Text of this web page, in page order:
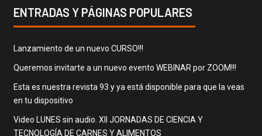
ENTRADAS Y PÁGINAS POPULARES
Lanzamiento de un nuevo CURSO!!!
Queremos invitarte a un nuevo evento WEBINAR por ZOOM!!!
Esta es nuestra revista 93 y ya está disponible para que la veas
en tu dispositivo
Video LUNES sin audio. XII JORNADAS DE CIENCIA Y
TECNOLOGÍA DE CARNES Y ALIMENTOS